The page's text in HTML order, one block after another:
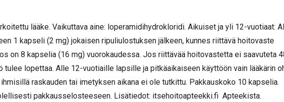
lääke. Vaikuttava aine: loperamidihydrokloridi. Aikuiset ja yli 12-vuotiaat:
1 kapseli (2 mg) jokaisen ripuliulostuksen jälkeen, kunnes riittävä hoitovaste
on 8 kapselia (16 mg) vuorokaudessa. Jos riittävää hoitovastetta ei saavuteta
tulee lopettaa. Alle 12-vuotiaille lapsille ja pitkäaikaiseen käyttöön vain lääkärin
raskauden tai imetyksen aikana ei ole tutkittu. Pakkauskoko 10 kapselia.
pakkausselosteeseen. Lisätiedot: itsehoitoapteekki.fi Apteekista.